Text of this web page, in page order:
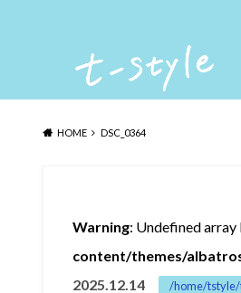
HOME DSC_0364
Warning: Undefined array
content/themes/
2025.12.14
/home/tstyle/